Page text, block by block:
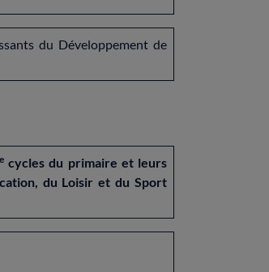
du Développement de
e cycles du primaire et leurs
du Loisir et du Sport